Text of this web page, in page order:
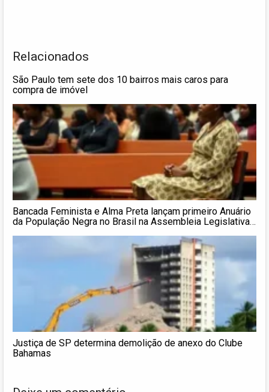
Relacionados
São Paulo tem sete dos 10 bairros mais caros para
compra de imóvel
Bancada Feminista e Alma Preta lançam primeiro Anuário
da População Negra no Brasil na Assembleia Legislativa
Justiça de SP determina demolição de anexo do Clube
Bahamas